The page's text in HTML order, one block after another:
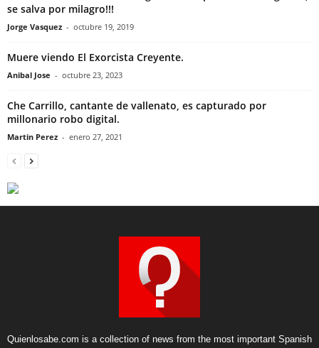
se salva por milagro!!!
Jorge Vasquez - octubre 19, 2019
Muere viendo El Exorcista Creyente.
Anibal Jose - octubre 23, 2023
Che Carrillo, cantante de vallenato, es capturado por
millonario robo digital.
Martin Perez - enero 27, 2021
Quienlosabe.com is a collection of news from the most important Spanish